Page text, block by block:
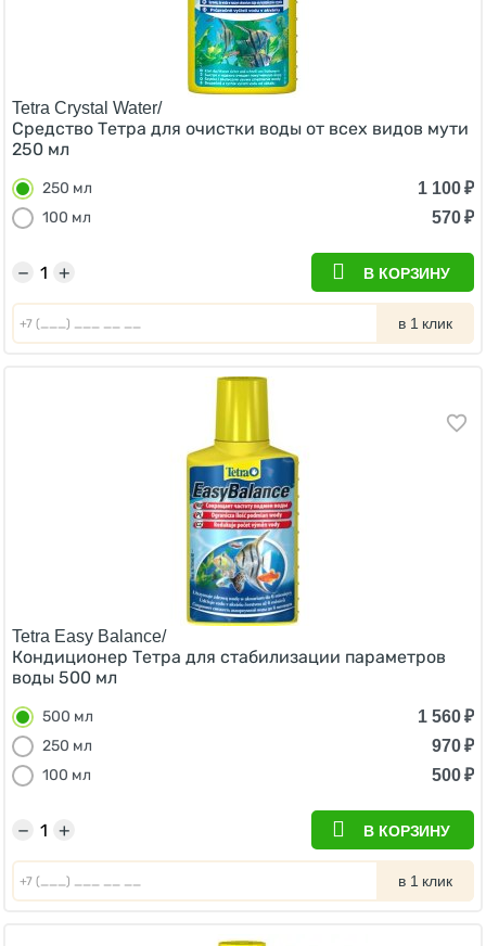
Tetra Crystal Water/
Средство Тетра для очистки воды от всех видов мути
250 мл
250 мл 1 100₽
100 мл
570₽
+
− В КОРЗИНУ
в 1 клик
Tetra Easy Balance/
Кондиционер Тетра для стабилизации параметров
воды 500 мл
500 мл 1 560₽
250 мл
970₽
100 мл
500₽
+
− В КОРЗИНУ
в 1 клик